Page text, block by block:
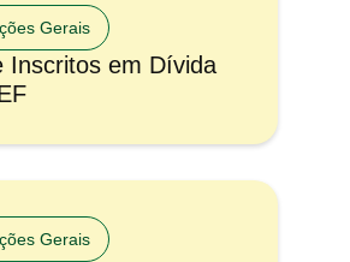
Gerais
Inscritos em Dívida
Gerais